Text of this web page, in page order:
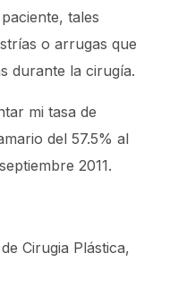
tales
o arrugas que
durante la cirugía.
mi tasa de
del 57.5% al
2011.
Cirugia Plástica,